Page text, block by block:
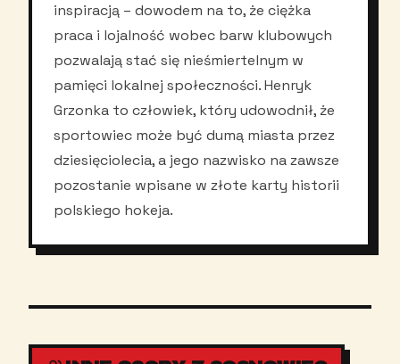
inspiracją – dowodem na to, że ciężka
praca i lojalność wobec barw klubowych
pozwalają stać się nieśmiertelnym w
pamięci lokalnej społeczności. Henryk
Grzonka to człowiek, który udowodnił, że
sportowiec może być dumą miasta przez
dziesięciolecia, a jego nazwisko na zawsze
pozostanie wpisane w złote karty historii
polskiego hokeja.